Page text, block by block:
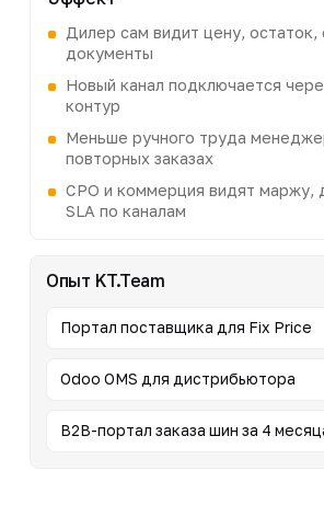
Дилер сам видит цену, остаток,
документы
Новый канал подключается
контур
Меньше ручного труда
повторных заказах
CPO и коммерция видят маржу,
SLA по каналам
Опыт KT.Team
Портал поставщика для Fix Price
Odoo OMS для дистрибьютора
B2B-портал заказа шин за 4